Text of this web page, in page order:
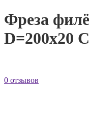
Фреза
D=200x20
0 отзывов